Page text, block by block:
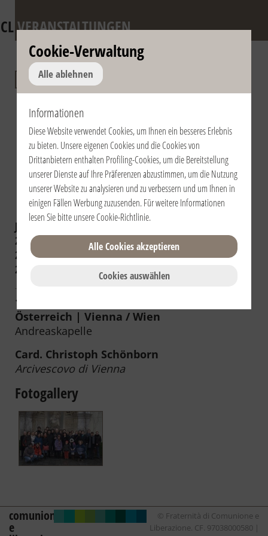
CLVERANSTALTUNGEN
Jahrestag des
Todes von don
Giussani und der
päpstlichen
Anerkennung der
Fraternität
Jahr auswählen:
2021
2018 2017
2016
2015 2014 2013 2012 2011 2010
2009
2006
11.02.2011 | 07:00 | Austria /
Österreich | Vienna / Wien
Andreaskapelle
Card. Christoph Schönborn
Arcivescovo di Vienna
Fotogallery
comunione
e
© Fraternità di Comunione e
Liberazione. CF. 97038000580 |
Cookie-Verwaltung
Alle ablehnen
Informationen
Diese Website verwendet Cookies, um Ihnen ein besseres Erlebnis
zu bieten. Unsere eigenen Cookies und die Cookies von
Drittanbietern enthalten Profiling-Cookies, um die Bereitstellung
unserer Dienste auf Ihre Präferenzen abzustimmen, um die Nutzung
unserer Website zu analysieren und zu verbessern und um Ihnen in
einigen Fällen Werbung zuzusenden. Für weitere Informationen
lesen Sie bitte unsereCookie-Richtlinie.
Cookies auswählen
Alle Cookies akzeptieren